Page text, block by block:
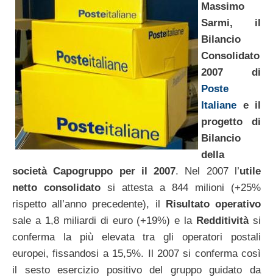
Massimo
Sarmi, il
Bilancio
Consolidato
2007 di
Poste
Italiane e il
progetto di
Bilancio
della
società Capogruppo per il 2007. Nel 2007 l’utile
netto consolidato si attesta a 844 milioni (+25%
rispetto all’anno precedente), il
Risultato operativo
sale a 1,8 miliardi di euro (+19%) e laRedditivitàsi
conferma la più elevata tra gli operatori postali
europei, fissandosi a 15,5%. Il 2007 si conferma così
il sesto esercizio positivo del gruppo guidato da